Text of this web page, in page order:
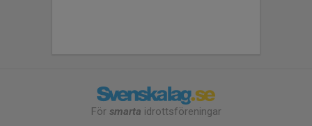
För smarta idrottsföreningar